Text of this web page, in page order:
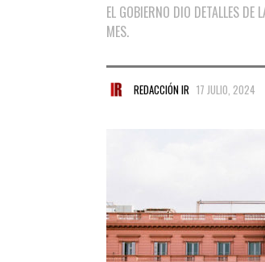
EL GOBIERNO DIO DETALLES DE
MES.
REDACCIÓN IR 17 JULIO, 2024